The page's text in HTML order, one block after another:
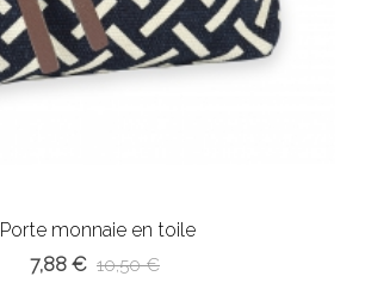
Porte monnaie en toile
7,88 € 10,50 €